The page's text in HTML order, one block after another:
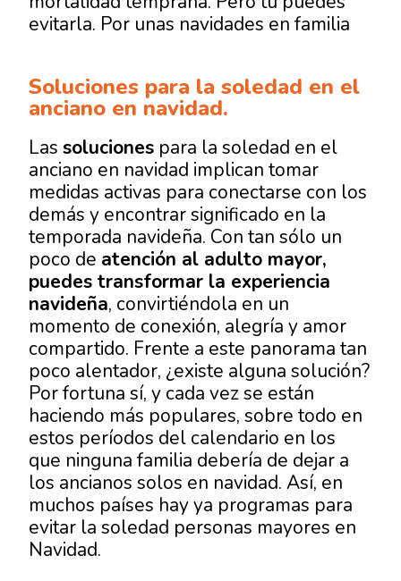
evitarla. Por unas navidades en familia
Soluciones para la soledad en el
anciano en navidad.
Lassoluciones para la soledad en el
anciano en navidad implican tomar
medidas activas para conectarse con los
demás y encontrar significado en la
temporada navideña. Con tan sólo un
poco de atención al adulto mayor,
puedes transformar la experiencia
navideña, convirtiéndola en un
momento de conexión, alegría y amor
compartido. Frente a este panorama tan
poco alentador, ¿existe alguna solución?
Por fortuna sí, y cada vez se están
haciendo más populares, sobre todo en
estos períodos del calendario en los
que ninguna familia debería de dejar a
los ancianos solos en navidad. Así, en
muchos países hay ya programas para
evitar lasoledad personas mayores en
Navidad.